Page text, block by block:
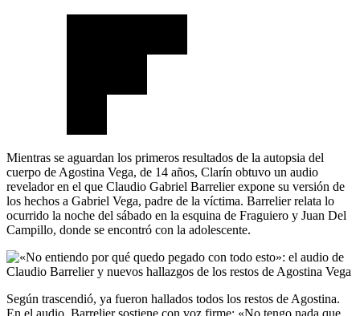
Mientras se aguardan los primeros resultados de la autopsia del
cuerpo de Agostina Vega, de 14 años, Clarín obtuvo un audio
revelador en el que Claudio Gabriel Barrelier expone su versión de
los hechos a Gabriel Vega, padre de la víctima. Barrelier relata lo
ocurrido la noche del sábado en la esquina de Fraguiero y Juan Del
Campillo, donde se encontró con la adolescente.
Según trascendió, ya fueron hallados todos los restos de Agostina.